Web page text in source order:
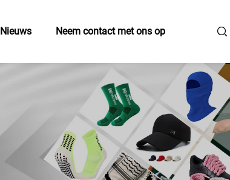
Nieuws Neem contact met ons op